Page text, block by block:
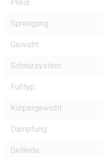
Preis:
Sprengung:
Gewicht:
Schnürsystem:
Fußtyp:
Körpergewicht:
Dämpfung:
Gelände: